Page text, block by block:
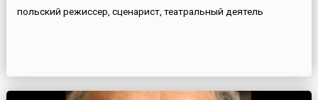
польский режиссер, сценарист, театральный деятель